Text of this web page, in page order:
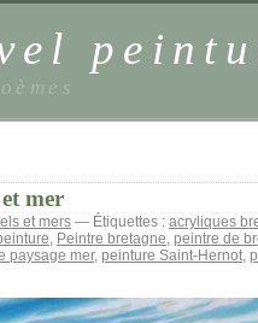
mer
et mers — Étiquettes : acryliques
, Peintre bretagne, peintre de
paysage mer, peinture Saint-Hernot,